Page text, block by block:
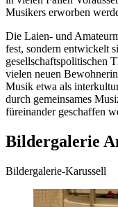
Musikers erworben
Die Laien- und
fest, sondern entwickelt
gesellschaftspolitischen
vielen neuen
Musik etwa als
durch gemeinsames
füreinander geschaffen
Bildergalerie
Bildergalerie-Karussell